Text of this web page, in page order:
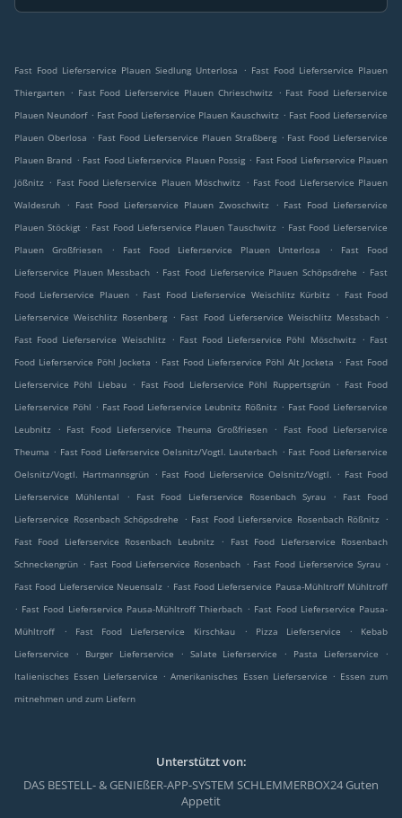
Fast Food Lieferservice Plauen Siedlung Unterlosa . Fast Food Lieferservice Plauen
Thiergarten . Fast Food Lieferservice Plauen Chrieschwitz . Fast Food Lieferservice
Plauen Neundorf . Fast Food Lieferservice Plauen Kauschwitz . Fast Food Lieferservice
Plauen Oberlosa . Fast Food Lieferservice Plauen Straßberg . Fast Food Lieferservice
Plauen Brand . Fast Food Lieferservice Plauen Possig . Fast Food Lieferservice Plauen
Jößnitz . Fast Food Lieferservice Plauen Möschwitz . Fast Food Lieferservice Plauen
Waldesruh
. Fast Food Lieferservice Plauen Zwoschwitz . Fast Food Lieferservice
Plauen Stöckigt . Fast Food Lieferservice Plauen Tauschwitz . Fast Food Lieferservice
Plauen Großfriesen
. Fast Food Lieferservice Plauen Unterlosa .
Fast Food
Lieferservice Plauen Messbach . Fast Food Lieferservice Plauen Schöpsdrehe . Fast
Food Lieferservice Plauen . Fast Food Lieferservice Weischlitz Kürbitz . Fast Food
Lieferservice Weischlitz Rosenberg . Fast Food Lieferservice Weischlitz Messbach .
Fast Food Lieferservice Weischlitz
. Fast Food Lieferservice Pöhl Möschwitz . Fast
Food Lieferservice Pöhl Jocketa . Fast Food Lieferservice Pöhl Alt Jocketa . Fast Food
Lieferservice Pöhl Liebau . Fast Food Lieferservice Pöhl Ruppertsgrün . Fast Food
Lieferservice Pöhl . Fast Food Lieferservice Leubnitz Rößnitz . Fast Food Lieferservice
Leubnitz
. Fast Food Lieferservice Theuma Großfriesen .
Fast Food Lieferservice
Theuma . Fast Food Lieferservice Oelsnitz/Vogtl. Lauterbach . Fast Food Lieferservice
Oelsnitz/Vogtl. Hartmannsgrün . Fast Food Lieferservice Oelsnitz/Vogtl. . Fast Food
Lieferservice Mühlental
. Fast Food Lieferservice Rosenbach Syrau .
Fast Food
Lieferservice Rosenbach Schöpsdrehe
. Fast Food Lieferservice Rosenbach Rößnitz .
Fast Food Lieferservice Rosenbach Leubnitz
.
Fast Food Lieferservice Rosenbach
Schneckengrün . Fast Food Lieferservice Rosenbach . Fast Food Lieferservice Syrau .
Fast Food Lieferservice Neuensalz . Fast Food Lieferservice Pausa-Mühltroff Mühltroff
. Fast Food Lieferservice Pausa-Mühltroff Thierbach . Fast Food Lieferservice Pausa-
Mühltroff
. Fast Food Lieferservice Kirschkau . Pizza Lieferservice .
Kebab
Lieferservice
. Burger Lieferservice . Salate Lieferservice . Pasta Lieferservice
.
Italienisches Essen Lieferservice . Amerikanisches Essen Lieferservice . Essen zum
mitnehmen und zum Liefern
Unterstützt von:
DAS BESTELL- & GENIEßER-APP-SYSTEM SCHLEMMERBOX24 Guten
Appetit